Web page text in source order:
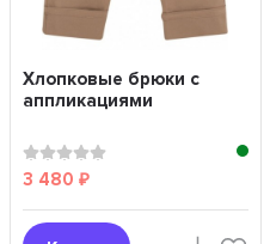
Хлопковые брюки с
аппликациями
3 480 ₽